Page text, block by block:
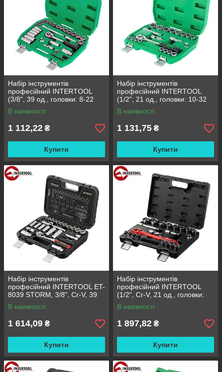
Набір інструментів
професійний INTERTOOL
(3/8", 39 од., головки: 8-22
мм, біти 11 од.) (ET-6039SP)
В наявності
1 112,22 ₴
Купити
Набір інструментів
професійний INTERTOOL
(1/2", 21 од., головки: 10-32
мм) (ET-6021SP)
В наявності
1 131,75 ₴
Купити
Набір інструментів
професійний INTERTOOL ET-
8039 STORM, 3/8", Cr-V, 39
од., головки 8-22 мм, біти 11
од., подовжень.голівок 8-19 м
В наявності
1 614,09 ₴
Купити
Набір інструментів
професійний INTERTOOL
(1/2", Cr-V, 21 од., головки:
10-32 мм) (ET-6021)
В наявності
1 897,82 ₴
Купити